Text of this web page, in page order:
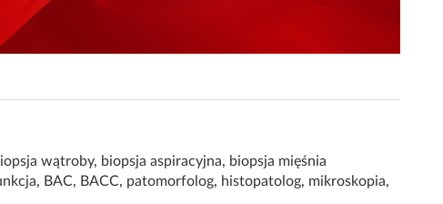
wątroby, biopsja aspiracyjna, biopsja mięśnia
, BAC, BACC, patomorfolog, histopatolog, mikroskopia,